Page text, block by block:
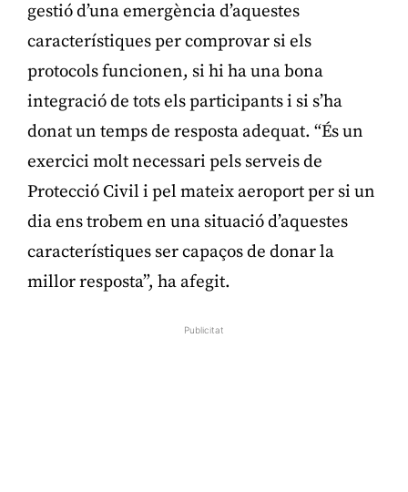
gestió d’una emergència d’aquestes
característiques per comprovar si els
protocols funcionen, si hi ha una bona
integració de tots els participants i si s’ha
donat un temps de resposta adequat. “És un
exercici molt necessari pels serveis de
Protecció Civil i pel mateix aeroport per si un
dia ens trobem en una situació d’aquestes
característiques ser capaços de donar la
millor resposta”, ha afegit.
Publicitat